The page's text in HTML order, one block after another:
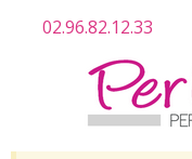
02.96.82.12.33